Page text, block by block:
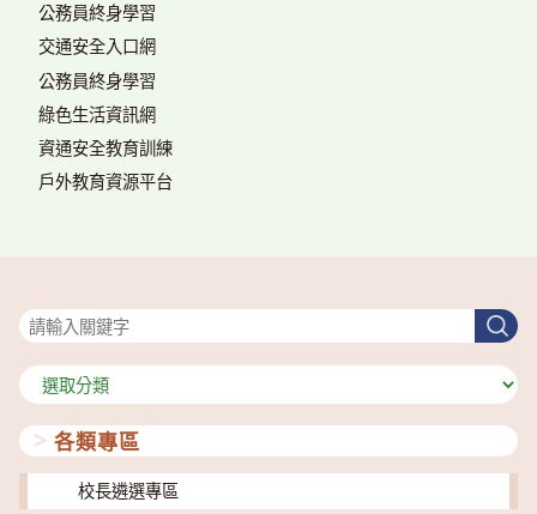
公務員終身學習
交通安全入口網
公務員終身學習
綠色生活資訊網
資通安全教育訓練
戶外教育資源平台
搜
尋
分
類
各類專區
校長遴選專區